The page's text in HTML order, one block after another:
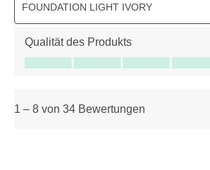
FOUNDATION LIGHT IVORY
Qualität des Produkts
Qualität des Produkts, 5.0 von 5
1 – 8 von 34 Bewertungen